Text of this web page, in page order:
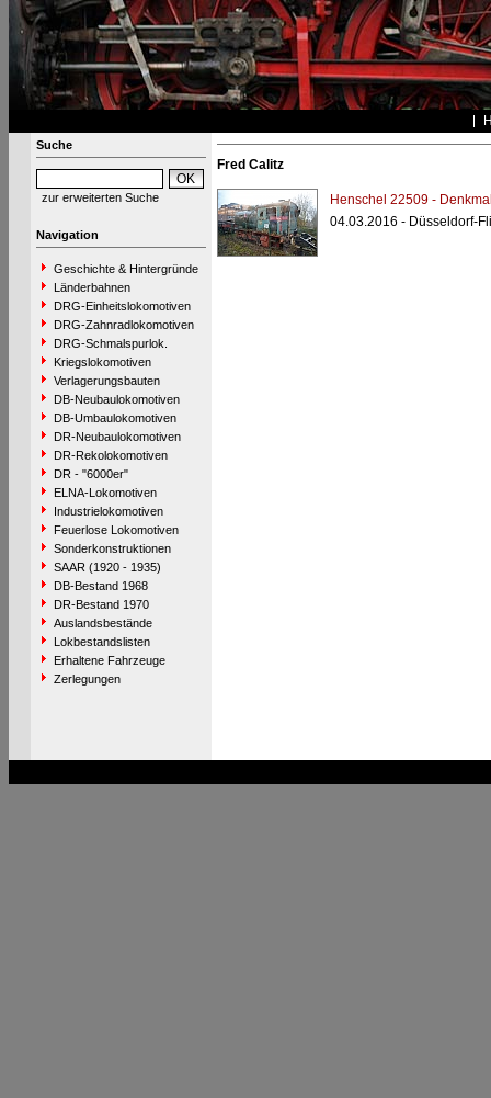
Suche
zur erweiterten Suche
Navigation
Geschichte & Hintergründe
Länderbahnen
DRG-Einheitslokomotiven
DRG-Zahnradlokomotiven
DRG-Schmalspurlok.
Kriegslokomotiven
Verlagerungsbauten
DB-Neubaulokomotiven
DB-Umbaulokomotiven
DR-Neubaulokomotiven
DR-Rekolokomotiven
DR - "6000er"
ELNA-Lokomotiven
Industrielokomotiven
Feuerlose Lokomotiven
Sonderkonstruktionen
SAAR (1920 - 1935)
DB-Bestand 1968
DR-Bestand 1970
Auslandsbestände
Lokbestandslisten
Erhaltene Fahrzeuge
Zerlegungen
Fred Calitz
Henschel 22509 -
04.03.2016 - Düsseldorf-